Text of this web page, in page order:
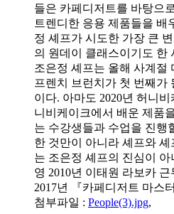
들은 카페디저트를 바탕으
트렌디한 응용 제품들을 배
정 셰프가 시도한 가장 큰
의 원데이 클래스이기도 한
조은정 셰프는 올해 사계절
프렌치 브런치가 첫 번째가
이다. 아마도 2020년 허니
니비케이크에서 배운 제품
는 수강생들과 수업을 진행
한 것만이 아니라 셰프와
는 조은정 셰프의 진심이
영 2010년 이태원 라보카
2017년 『카페디저트 마스
첨부파일 : People(3).jpg,